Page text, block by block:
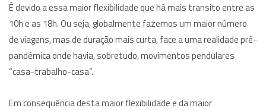
É devido a essa maior flexibilidade que há mais transito entre as
10h e as 18h. Ou seja, globalmente fazemos um maior número
de viagens, mas de duração mais curta, face a uma realidade pré-
pandémica onde havia, sobretudo, movimentos pendulares
“casa-trabalho-casa”.
Em consequência desta maior flexibilidade e da maior